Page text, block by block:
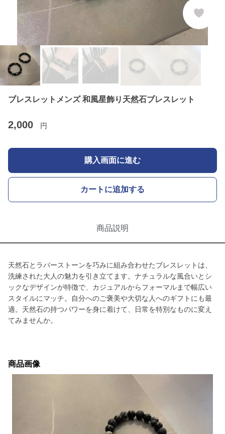
ブレスレットメンズ 和風星飾り天然石ブレスレット
2,000 円
購入画面に進む
カートに追加する
商品説明
天然石とラバーストーンを巧みに組み合わせたブレスレットは、
洗練された大人の魅力を引き立てます。ナチュラルな風合いとシ
ックなデザインが特徴で、カジュアルからフォーマルまで幅広い
スタイルにマッチ。自分へのご褒美や大切な人へのギフトにも最
適。天然石の持つパワーを身に着けて、日常を特別なものに変え
てみませんか。
商品画像